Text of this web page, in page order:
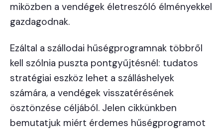
miközben a vendégek életreszóló élményekkel
gazdagodnak.
Ezáltal a szállodai hűségprogramnak többről
kell szólnia puszta pontgyűjtésnél: tudatos
stratégiai eszköz lehet a szálláshelyek
számára, a vendégek visszatérésének
ösztönzése céljából. Jelen cikkünkben
bemutatjuk miért érdemes hűségprogramot